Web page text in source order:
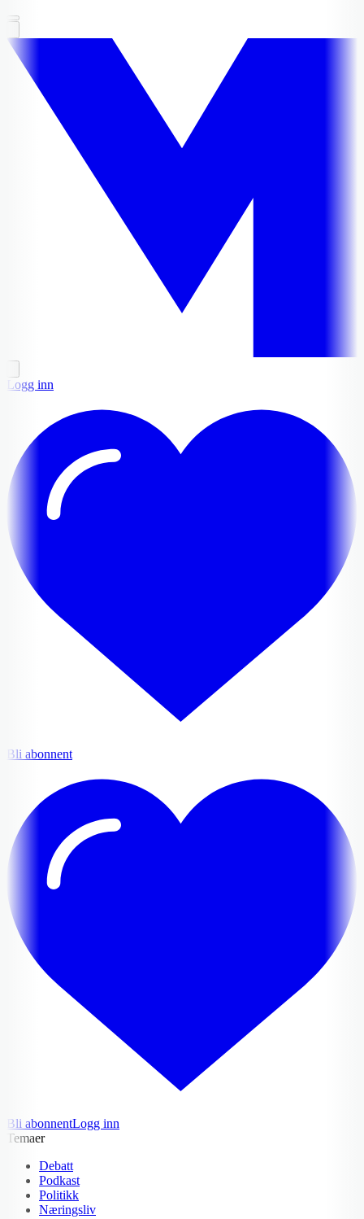
Logg inn
Bli abonnent
Bli abonnentLogg inn
Temaer
Debatt
Podkast
Politikk
Næringsliv